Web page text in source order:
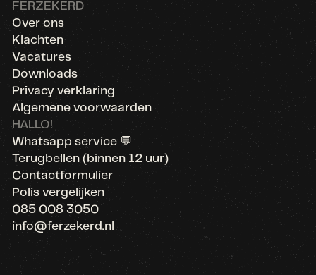
FERZEKERD
Over ons
Klachten
Vacatures
Downloads
Privacy verklaring
Algemene voorwaarden
HALLO!
Whatsapp service 💬
Terugbellen (binnen 12 uur)
Contactformulier
Polis vergelijken
085 008 3050
info@ferzekerd.nl